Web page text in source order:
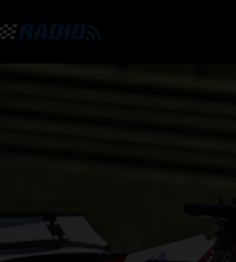
F1